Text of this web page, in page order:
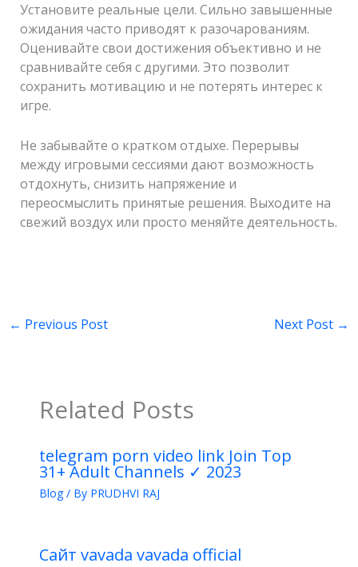
Установите реальные цели. Сильно завышенные
ожидания часто приводят к разочарованиям.
Оценивайте свои достижения объективно и не
сравнивайте себя с другими. Это позволит
сохранить мотивацию и не потерять интерес к
игре.
Не забывайте о кратком отдыхе. Перерывы
между игровыми сессиями дают возможность
отдохнуть, снизить напряжение и
переосмыслить принятые решения. Выходите на
свежий воздух или просто меняйте деятельность.
← Previous Post Next Post →
Related Posts
telegram porn video link Join Top
31+ Adult Channels ✓ 2023
Blog/ By PRUDHVI RAJ
Сайт vavada vavada official